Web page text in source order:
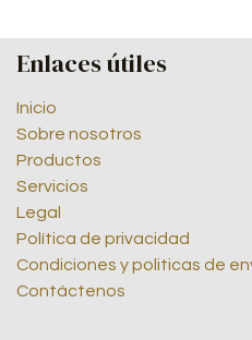
Enlaces útiles
Inicio
Sobre nosotros
Productos
Servicios
Legal
Política de privacidad
Condiciones y politicas de
Contáctenos